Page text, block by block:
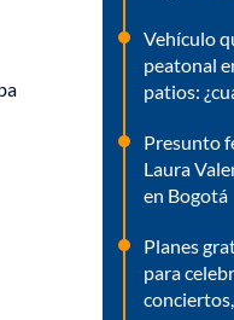
Vehículo
peatonal
patios:
Presunto
Laura
en Bogotá
Planes
para